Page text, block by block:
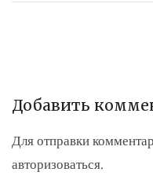
Добавить
Для отправки
авторизоваться.